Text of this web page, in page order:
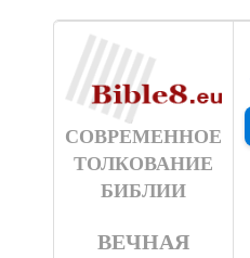
СОВРЕМЕННОЕ
ТОЛКОВАНИЕ
БИБЛИИ
ВЕЧНАЯ